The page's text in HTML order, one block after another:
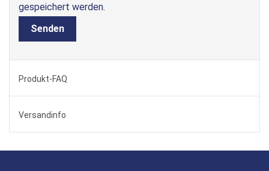
gespeichert werden.
Senden
Produkt-FAQ
Versandinfo